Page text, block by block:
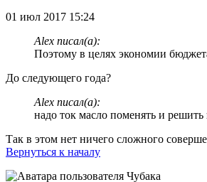
01 июл 2017 15:24
Alex писал(а):
Поэтому в целях экономии
До следующего года?
Alex писал(а):
надо ток масло поменять и решить
Так в этом нет ничего сложного
Вернуться к началу